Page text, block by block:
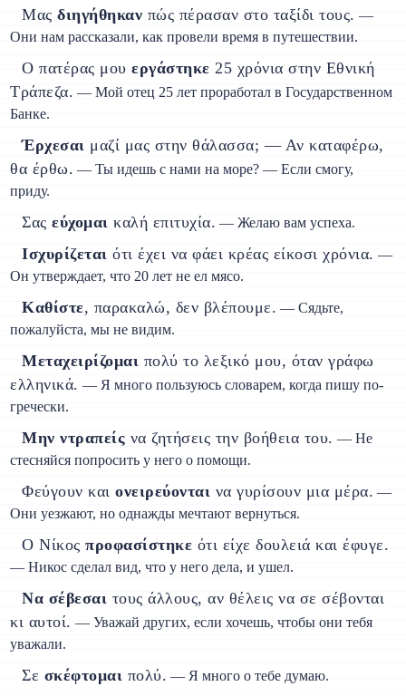
Μας διηγήθηκαν πώς πέρασαν στο ταξίδι τους. —
Они нам рассказали, как провели время в путешествии.
О πατέρας μου εργάστηκε 25 χρόνια στην Εθνική
Τράπεζα. — Мой отец 25 лет проработал в Государственном
Банке.
Έρχεσαι μαζί μας στην θάλασσα; — Αν καταφέρω,
θα έρθω. — Ты идешь с нами на море? — Если смогу,
приду.
Σας εύχομαι καλή επιτυχία. — Желаю вам успеха.
Ισχυρίζεται ότι έχει να φάει κρέας είκοσι χρόνια. —
Он утверждает, что 20 лет не ел мясо.
Καθίστε, παρακαλώ, δεν βλέπουμε. — Сядьте,
пожалуйста, мы не видим.
Μεταχειρίζομαι πολύ το λεξικό μου, όταν γράφω
ελληνικά. — Я много пользуюсь словарем, когда пишу по-
гречески.
Μην ντραπείς να ζητήσεις την βοήθεια του. — Не
стесняйся попросить у него о помощи.
Φεύγουν και ονειρεύονται να γυρίσουν μια μέρα. —
Они уезжают, но однажды мечтают вернуться.
О Νίκος προφασίστηκε ότι είχε δουλειά και έφυγε.
— Никос сделал вид, что у него дела, и ушел.
Να σέβεσαι τους άλλους, αν θέλεις να σε σέβονται
κι αυτοί. — Уважай других, если хочешь, чтобы они тебя
уважали.
Σε σκέφτομαι πολύ. — Я много о тебе думаю.